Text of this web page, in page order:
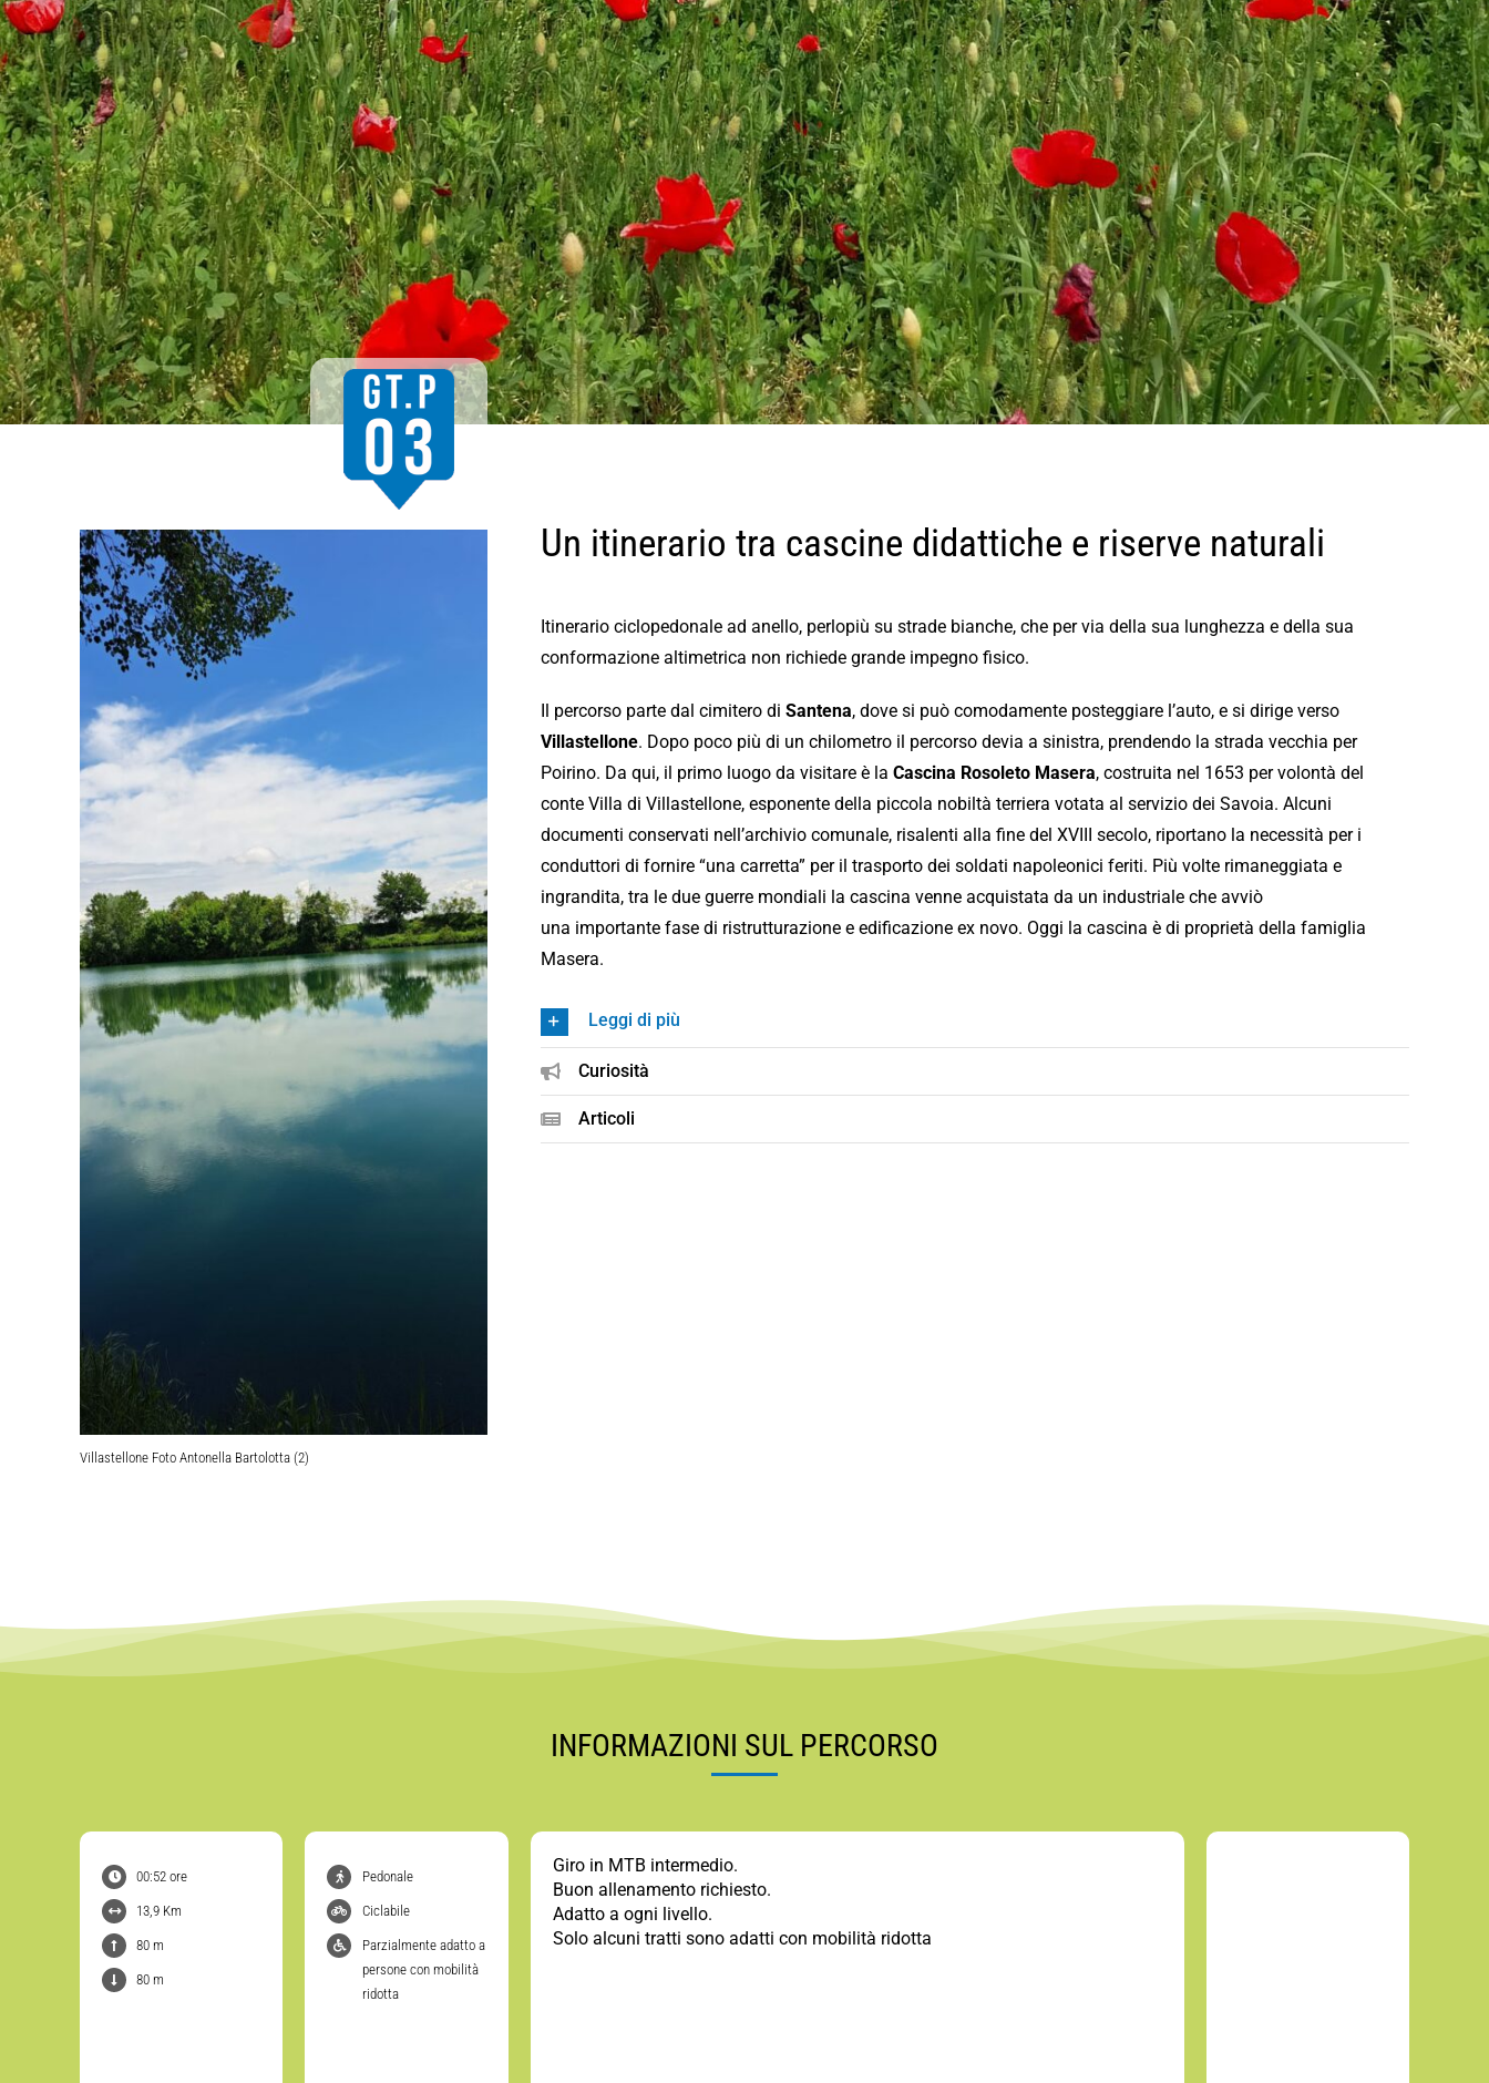
Villastellone Foto Antonella Bartolotta (2)
Un itinerario tra cascine didattiche e riserve naturali
Itinerario ciclopedonale ad anello, perlopiù su strade bianche, che per via della sua lunghezza e della sua
conformazione altimetrica non richiede grande impegno fisico.
Il percorso parte dal cimitero di Santena, dove si può comodamente posteggiare l’auto, e si dirige verso
Villastellone. Dopo poco più di un chilometro il percorso devia a sinistra, prendendo la strada vecchia per
Poirino. Da qui, il primo luogo da visitare è la Cascina Rosoleto Masera, costruita nel 1653 per volontà del
conte Villa di Villastellone, esponente della piccola nobiltà terriera votata al servizio dei Savoia. Alcuni
documenti conservati nell’archivio comunale, risalenti alla fine del XVIII secolo, riportano la necessità per i
conduttori di fornire “una carretta” per il trasporto dei soldati napoleonici feriti. Più volte rimaneggiata e
ingrandita, tra le due guerre mondiali la cascina venne acquistata da un industriale che avviò
una importante fase di ristrutturazione e edificazione ex novo. Oggi la cascina è di proprietà della famiglia
Masera.
Leggi di più
Curiosità
Articoli
INFORMAZIONI SUL PERCORSO
00:52 ore
13,9 Km
80 m
80 m
Pedonale
Ciclabile
Parzialmente adatto a
persone con mobilità
ridotta
Giro in MTB intermedio.
Buon allenamento richiesto.
Adatto a ogni livello.
Solo alcuni tratti sono adatti con mobilità ridotta